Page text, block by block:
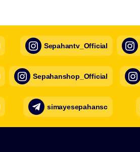
Sepahantv_Official
Sepahanshop_Official
simayesepahansc